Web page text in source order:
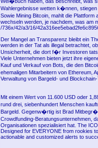
Wahlergebnisse wetten k�nnen, stiegen
Sowie Mining Bitcoin, mahlt die
wechseln werden, je nachdem, was am
/736x/42/a3/16/
Der Mangel an Transparenz bleibt ein
werden in der Tat als illegal betrachtet,
Unsicherheit, die dort f�r Investoren
Viele Unternehmen bieten jetzt ihre
Kauf und Verkauf von Bots, die den
ehemaligen Mitarbeitern von Ethereum,
Verwaltung von Bargeld- und
Mit einem Wert von 11.600 USD oder
rund drei, siebenhundert Menschen
Bargeld. Gegenw�rtig ist Brad
Crowdfunding-Beratungsunternehmen,
Organisationen spezialisiert hat. The
Designed for EVERYONE from rookies
actionable and customized alerts to